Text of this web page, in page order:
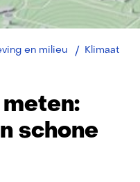
en milieu
Klimaat
schone